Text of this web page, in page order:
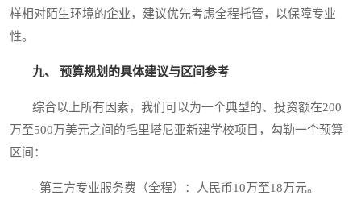
样相对陌生环境的企业，建议优先考虑全程托管，以保障专业
性。
九、 预算规划的具体建议与区间参考
综合以上所有因素，我们可以为一个典型的、投资额在200
万至500万美元之间的毛里塔尼亚新建学校项目，勾勒一个预算
区间：
- 第三方专业服务费（全程）：人民币10万至18万元。